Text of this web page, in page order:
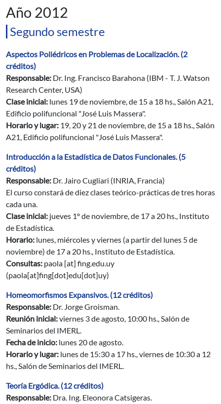
Año 2012
Segundo semestre
Aspectos Poliédricos en Problemas de Localización. (2
créditos)
Responsable: Dr. Ing. Francisco Barahona (IBM - T. J. Watson
Research Center, USA)
Clase inicial: lunes 19 de noviembre, de 15 a 18 hs., Salón A21,
Edificio polifuncional "José Luis Massera".
Horario y lugar: 19, 20 y 21 de noviembre, de 15 a 18 hs., Salón
A21, Edificio polifuncional "José Luis Massera".
Introducción a la Estadística de Datos Funcionales. (5
créditos)
Responsable: Dr. Jairo Cugliari (INRIA, Francia)
El curso constará de diez clases teórico-prácticas de tres horas
cada una.
Clase inicial: jueves 1º de noviembre, de 17 a 20 hs., Instituto
de Estadística.
Horario: lunes, miércoles y viernes (a partir del lunes 5 de
noviembre) de 17 a 20 hs., Instituto de Estadística.
Consultas: paola [at] fing.edu.uy
(paola[at]fing[dot]edu[dot]uy)
Homeomorfismos Expansivos. (12 créditos)
Responsable: Dr. Jorge Groisman.
Reunión inicial:viernes 3 de agosto, 10:00 hs., Salón de
Seminarios del IMERL.
Fecha de inicio: lunes 20 de agosto.
Horario y lugar: lunes de 15:30 a 17 hs., viernes de 10:30 a 12
hs., Salón de Seminarios del IMERL.
Teoría Ergódica. (12 créditos)
Responsable: Dra. Ing. Eleonora Catsigeras.